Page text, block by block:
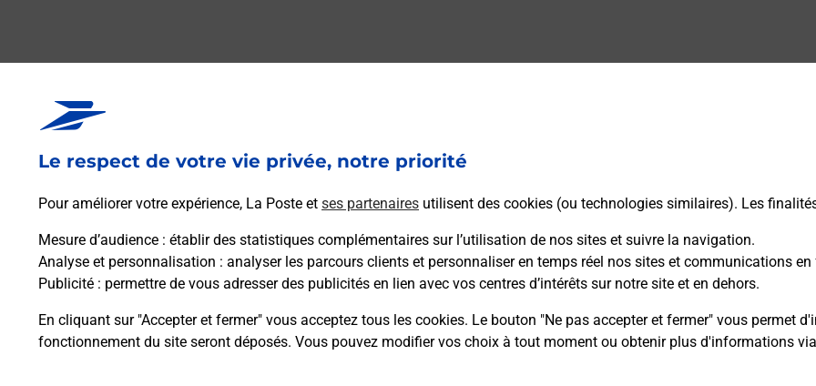
Le respect de votre vie privée, notre priorité
Pour améliorer votre expérience, La Poste et ses partenaires utilisent des cookies (ou technologies similaires). Les
Mesure d’audience : établir des statistiques complémentaires sur l’utilisation de nos sites et suivre la navigation.
Analyse et personnalisation : analyser les parcours clients et personnaliser en temps réel nos sites et communications
Publicité : permettre de vous adresser des publicités en lien avec vos centres d’intérêts sur notre site et en dehors.
En cliquant sur "Accepter et fermer" vous acceptez tous les cookies. Le bouton "Ne pas accepter et fermer" vous permet
fonctionnement du site seront déposés. Vous pouvez modifier vos choix à tout moment ou obtenir plus d'informations via
La téléassistance classique avec médaillon d’alarme qu’est ce que c’est
Comment fonctionne la téléassistance classique ?
Comment est installée la téléassistance classique ?